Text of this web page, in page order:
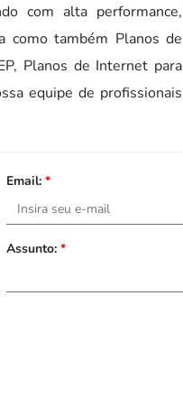
com alta performance,
como também Planos de
Planos de Internet para
equipe de profissionais
Email: *
Assunto: *